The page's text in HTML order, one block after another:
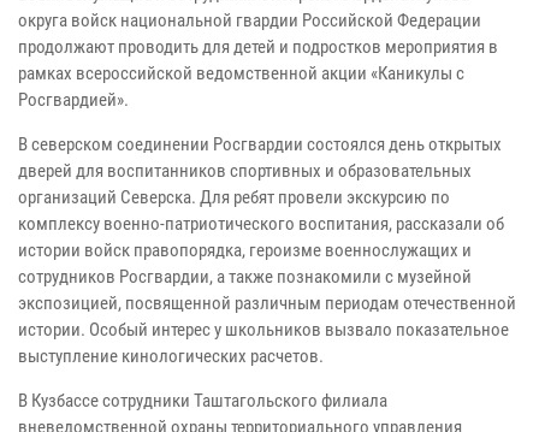
округа войск национальной гвардии Российской Федерации
продолжают проводить для детей и подростков мероприятия в
рамках всероссийской ведомственной акции «Каникулы с
Росгвардией».
В северском соединении Росгвардии состоялся день открытых
дверей для воспитанников спортивных и образовательных
организаций Северска. Для ребят провели экскурсию по
комплексу военно-патриотического воспитания, рассказали об
истории войск правопорядка, героизме военнослужащих и
сотрудников Росгвардии, а также познакомили с музейной
экспозицией, посвященной различным периодам отечественной
истории. Особый интерес у школьников вызвало показательное
выступление кинологических расчетов.
В Кузбассе сотрудники Таштагольского филиала
вневедомственной охраны территориального управления